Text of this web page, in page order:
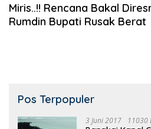
Miris..!! Rencana Bakal
Rumdin Bupati Rusak Berat
Pos Terpopuler
3 Juni 2017 11030